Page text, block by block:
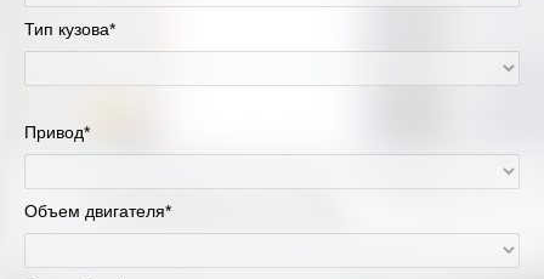
Тип кузова*
Привод*
Объем двигателя*